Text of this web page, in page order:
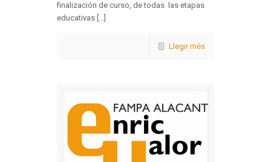
finalización de curso, de todas las etapas
educativas [...]
Llegir més